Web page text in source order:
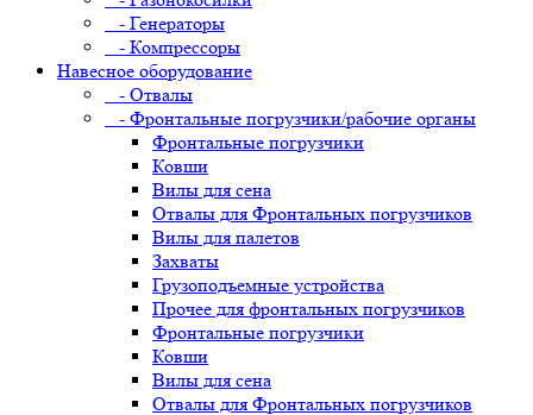
- Генераторы
- Компрессоры
Навесное оборудование
- Отвалы
- Фронтальные погрузчики/рабочие органы
Фронтальные погрузчики
Ковши
Вилы для сена
Отвалы для Фронтальных погрузчиков
Вилы для палетов
Захваты
Грузоподъемные устройства
Прочее для фронтальных погрузчиков
Фронтальные погрузчики
Ковши
Вилы для сена
Отвалы для Фронтальных погрузчиков